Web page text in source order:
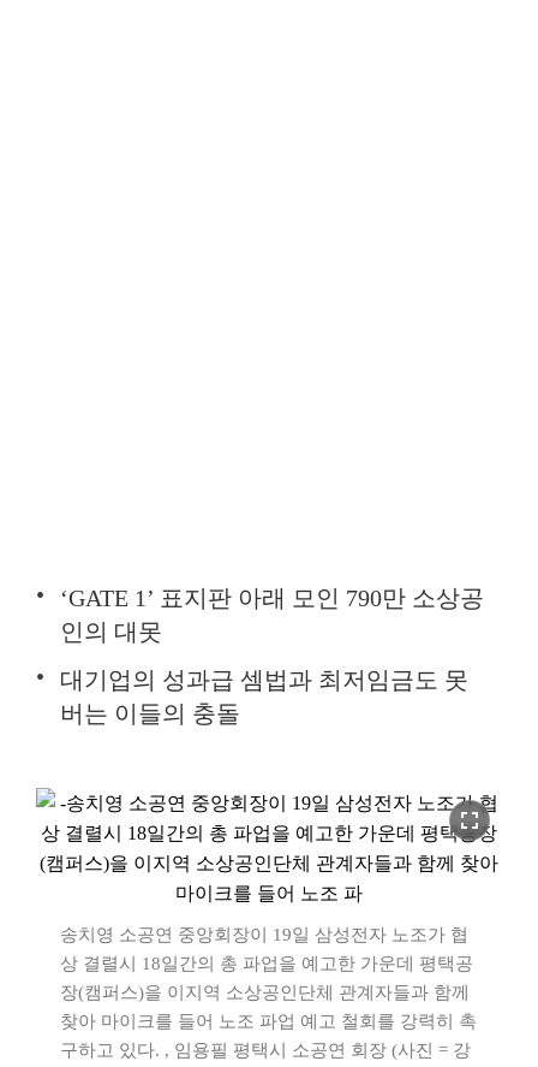
‘GATE 1’ 표지판 아래 모인 790만 소상공
인의 대못
대기업의 성과급 셈법과 최저임금도 못
버는 이들의 충돌
fullscreen
송치영 소공연 중앙회장이 19일 삼성전자 노조가 협
상 결렬시 18일간의 총 파업을 예고한 가운데 평택공
장(캠퍼스)을 이지역 소상공인단체 관계자들과 함께
찾아 마이크를 들어 노조 파업 예고 철회를 강력히 촉
구하고 있다. , 임용필 평택시 소공연 회장 (사진 = 강